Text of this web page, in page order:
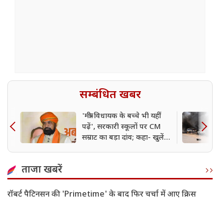
सम्बंधित खबर
'मंत्री-विधायक के बच्चे भी यहीं
पढ़ें', सरकारी स्कूलों पर CM
सम्राट का बड़ा दांव; कहा- खुलेंगे
ताजा खबरें
रॉबर्ट पैटिनसन की 'Primetime' के बाद फिर चर्चा में आए क्रिस